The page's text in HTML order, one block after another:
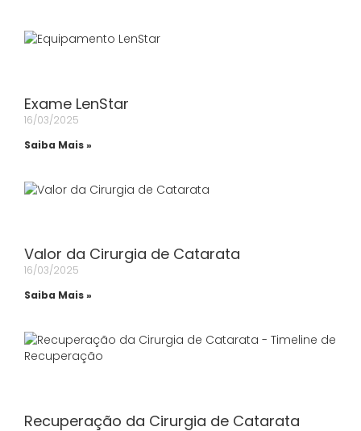
Exame LenStar
16/03/2025
Saiba Mais »
Valor da Cirurgia de Catarata
16/03/2025
Saiba Mais »
Recuperação da Cirurgia de Catarata